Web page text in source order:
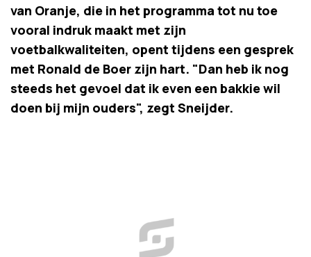
van Oranje, die in het programma tot nu toe
vooral indruk maakt met zijn
voetbalkwaliteiten, opent tijdens een gesprek
met Ronald de Boer zijn hart. "Dan heb ik nog
steeds het gevoel dat ik even een bakkie wil
doen bij mijn ouders", zegt Sneijder.